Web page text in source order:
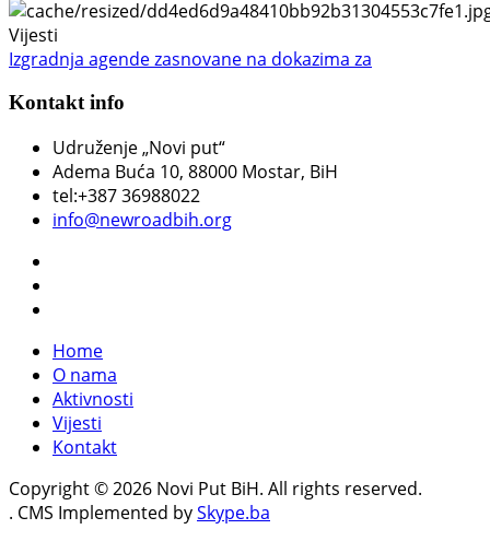
Vijesti
Izgradnja agende zasnovane na dokazima za
Kontakt info
Udruženje „Novi put“
Adema Buća 10, 88000 Mostar, BiH
tel:+387 36988022
info@newroadbih.org
Home
O nama
Aktivnosti
Vijesti
Kontakt
Copyright © 2026 Novi Put BiH. All rights reserved.
. CMS Implemented bySkype.ba